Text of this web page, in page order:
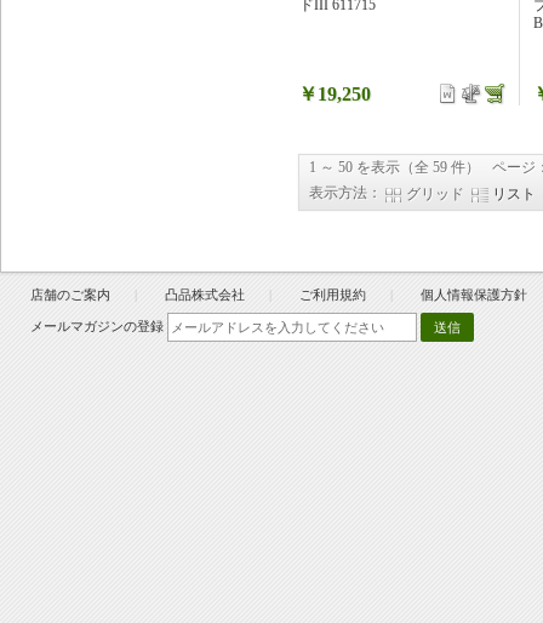
ドIII 611715
￥19,250
1 ～ 50 を表示（全 59 件）
ページ
表示方法：
グリッド リスト
店舗のご案内 凸品株式会社 ご利用規約 個人情報保護方針
メールマガジンの登録 送信